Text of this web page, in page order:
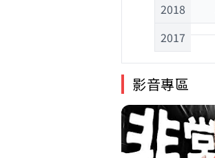
2018
2017
影音專區